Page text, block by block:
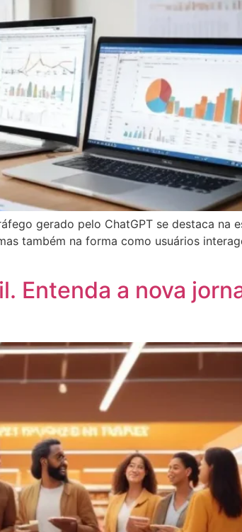
gerado pelo ChatGPT se destaca na
também na forma como usuários
Entenda a nova